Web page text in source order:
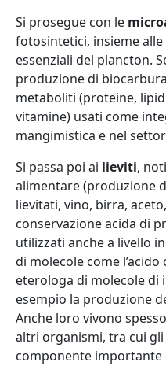
Si prosegue con le
fotosintetici, insieme
essenziali del plancton.
produzione di
metaboliti (proteine,
vitamine) usati come
mangimistica e nel
Si passa poi ai lieviti,
alimentare (produzione
lievitati, vino, birra,
conservazione acida di
utilizzati anche a livello
di molecole come
eterologa di molecole di
esempio la produzione
Anche loro vivono
altri organismi, tra cui
componente importante